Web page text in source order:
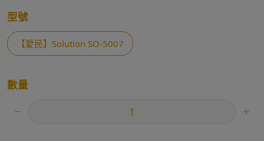
型號
【愛民】Solution SO-5007
數量